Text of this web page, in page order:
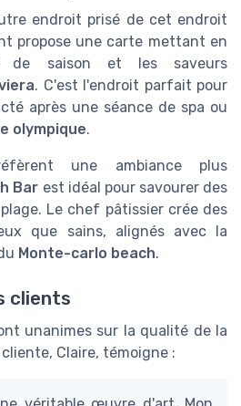
endroit prisé de cet endroit
propose une carte mettant en
de saison et les saveurs
. C'est l'endroit parfait pour
après une séance de spa ou
olympique.
une ambiance plus
Bar est idéal pour savourer des
Le chef pâtissier crée des
que sains, alignés avec la
Monte-carlo beach.
clients
unanimes sur la qualité de la
cliente, Claire, témoigne :